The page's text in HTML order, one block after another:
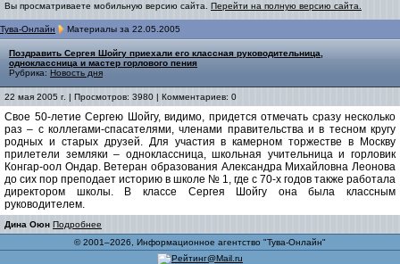
Вы просматриваете мобильную версию сайта. Перейти на полную версию сайта.
Тува-Онлайн Материалы за 22.05.2005
Поздравить Сергея Шойгу приехали его классная руководительница,
одноклассница и мастер горлового пения
Рубрика: Новость дня
22 мая 2005 г. | Просмотров: 3980 | Комментариев: 0
Свое 50-летие Сергею Шойгу, видимо, придется отмечать сразу несколько
раз – с коллегами-спасателями, членами правительства и в тесном кругу
родных и старых друзей. Для участия в камерном торжестве в Москву
прилетели земляки – одноклассница, школьная учительница и горловик
Конгар-оол Ондар. Ветеран образования Александра Михайловна Леонова
до сих пор преподает историю в школе № 1, где с 70-х годов также работала
директором школы. В классе Сергея Шойгу она была классным
руководителем.
Дина Оюн Подробнее
© 2001–2026, Информационное агентство "Тува-Онлайн"